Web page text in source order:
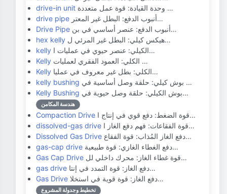
drive-in unit
وحدة القيادة: قوة عمل متعددة …
drive pipe
أنبوب الدفع: البطل غير المعتر…
Drive Pipe
أنبوب الدفع: عنصر أساسي في بن…
hex kelly
هيكس كيلي: البطل غير المرئي ل…
kelly
الكيلي: عنصر حيوي في عمليات ا…
Kelly
الكلي: العمود الفقري لعمليات …
Kelly
الكلي: بطل غير معروف في عمليا…
kelly bushing
بوش كيلي: حلقة وصل أساسية في …
Kelly Bushing
بوش الكيلي: حلقة وصل حيوية في…
هندسة المكامن
Compaction Drive
قوة الضغط: دفع قوي في إنتاج ا…
dissolved-gas drive
قوة الفقاعات: فهم دفع الغاز ا…
Dissolved Gas Drive
دفع الغاز المُذاب: قوة الفقاع…
gas-cap drive
دفع الغطاء الغازي: قوة طبيعية…
Gas Cap Drive
قوة غطاء الغاز: محرك داخلي لل…
gas drive
دفع الغاز: قوة التمدد في إنتا…
Gas Drive
دفع الغاز: قوة قوية في استخلا…
تخطيط وجدولة المشروع